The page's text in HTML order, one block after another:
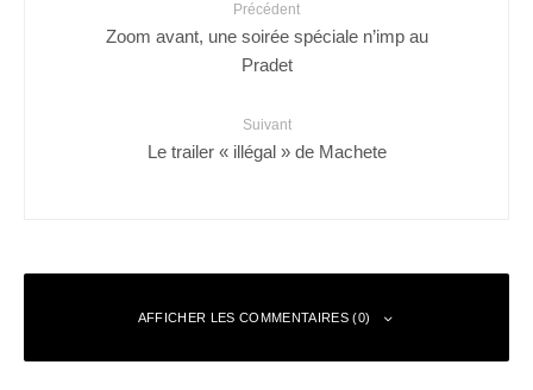
Précédent
Zoom avant, une soirée spéciale n’imp au
Pradet
Suivant
Le trailer « illégal » de Machete
AFFICHER LES COMMENTAIRES (0)